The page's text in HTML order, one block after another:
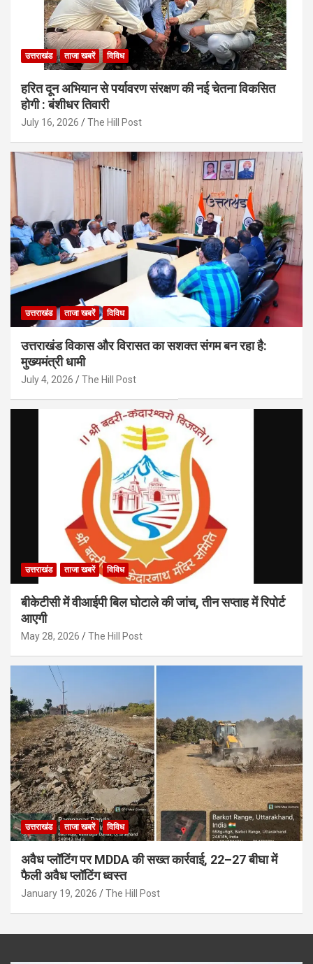
उत्तराखंड ताजा खबरें विविध
हरित दून अभियान से पर्यावरण संरक्षण की नई चेतना विकसित
होगी : बंशीधर तिवारी
July 16, 2026 The Hill Post
उत्तराखंड ताजा खबरें विविध
उत्तराखंड विकास और विरासत का सशक्त संगम बन रहा है:
मुख्यमंत्री धामी
July 4, 2026 The Hill Post
उत्तराखंड ताजा खबरें विविध
बीकेटीसी में वीआईपी बिल घोटाले की जांच, तीन सप्ताह में रिपोर्ट
आएगी
May 28, 2026 The Hill Post
उत्तराखंड ताजा खबरें विविध
अवैध प्लॉटिंग पर MDDA की सख्त कार्रवाई, 22–27 बीघा में
फैली अवैध प्लॉटिंग ध्वस्त
January 19, 2026 The Hill Post